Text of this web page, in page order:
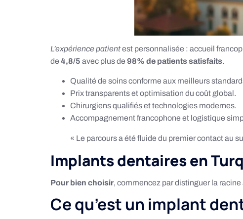
L’expérience patientest personnalisée : accueil
de 4,8/5 avec plus de 98% de patients satisfaits.
Qualité de soins conforme aux meilleurs
Prix transparents et optimisation du coût global.
Chirurgiens qualifiés et technologies modernes.
Accompagnement francophone et logistique
« Le parcours a été fluide du premier contact au
Implants dentaires en
Pour bien choisir, commencez par distinguer la
Ce qu’est un implant